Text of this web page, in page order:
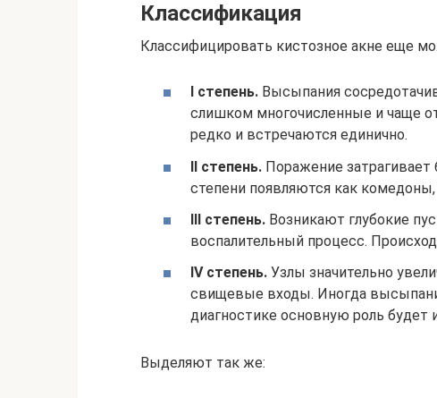
Классификация
Классифицировать кистозное акне еще
I степень. Высыпания
слишком многочисленные и чаще
редко и встречаются единично.
II степень. Поражение
степени появляются как комедоны,
III степень. Возникают глубокие
воспалительный процесс.
IV степень. Узлы значительно
свищевые входы. Иногда
диагностике основную роль будет
Выделяют так же: